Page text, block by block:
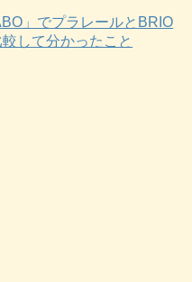
」でプラレールとBRIO
して分かったこと